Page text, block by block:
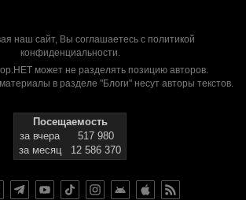
наш сайт, Вы соглашаетесь с политикой
конфиденциальности.
может не разделять позицию авторов.
в разделе "Блоги" несут авторы текстов.
Посещаемость
за вчера
517 980
за месяц
12 586 370